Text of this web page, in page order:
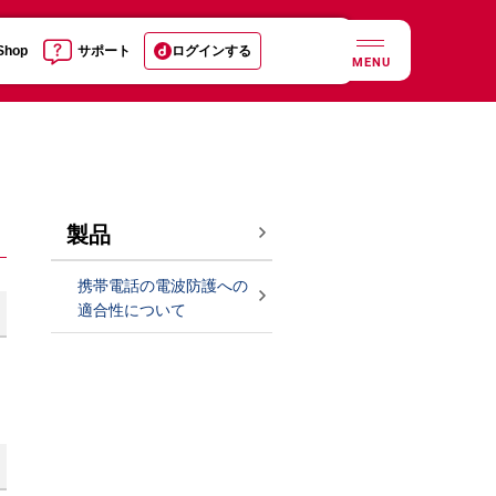
サポート ログインする
MENU
製品
携帯電話の電波防護への
適合性について